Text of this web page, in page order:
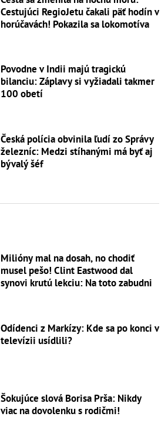
Cestujúci RegioJetu čakali päť hodín v
horúčavách! Pokazila sa lokomotíva
Povodne v Indii majú tragickú
bilanciu: Záplavy si vyžiadali takmer
100 obetí
Česká polícia obvinila ľudí zo Správy
železníc: Medzi stíhanými má byť aj
bývalý šéf
Milióny mal na dosah, no chodiť
musel pešo! Clint Eastwood dal
synovi krutú lekciu: Na toto zabudni
Odídenci z Markízy: Kde sa po konci v
televízii usídlili?
Šokujúce slová Borisa Prša: Nikdy
viac na dovolenku s rodičmi!